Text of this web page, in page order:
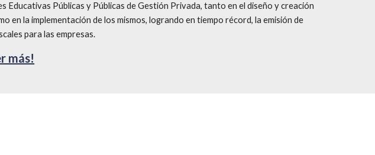
Educativas Públicas y Públicas de Gestión Privada, tanto en el diseño y creación
en la implementación de los mismos, logrando en tiempo récord, la emisión de
para las empresas.
más!